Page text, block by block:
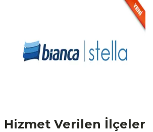
Hizmet Verilen İlçeler